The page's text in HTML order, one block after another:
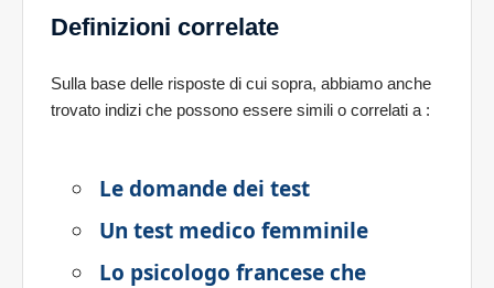
Definizioni correlate
Sulla base delle risposte di cui sopra, abbiamo anche
trovato indizi che possono essere simili o correlati a :
Le domande dei test
Un test medico femminile
Lo psicologo francese che